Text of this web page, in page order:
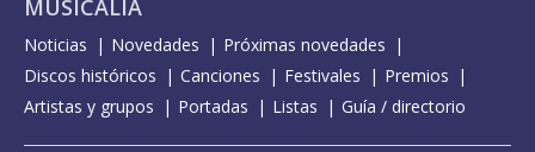
MUSICALIA
Noticias Novedades
Próximas novedades
Discos históricos
Canciones Festivales
Premios
Artistas y grupos
Portadas Listas Guía / directorio